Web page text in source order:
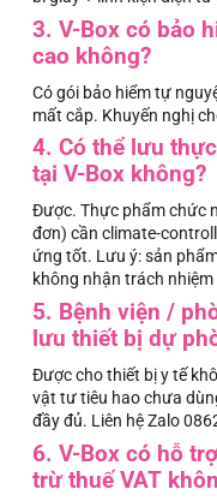
3. V-Box có bảo
cao không?
Có gói bảo hiểm tự
mất cắp. Khuyến nghị
4. Có thể lưu
tại V-Box không?
Được. Thực phẩm chức
đơn) cần climate-
ứng tốt. Lưu ý: sản
không nhận trách nhiệm
5. Bệnh viện /
lưu thiết bị dự
Được cho thiết bị y tế
vật tư tiêu hao chưa
đầy đủ. Liên hệ Zalo
6. V-Box có hỗ
trừ thuế VAT